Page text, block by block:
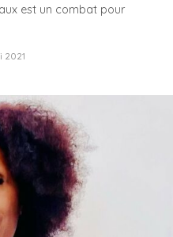
est un combat pour
2021